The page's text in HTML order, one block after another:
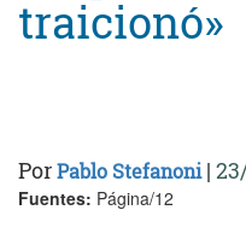
traicionó»
PorPablo Stefanoni|
Fuentes: Página/12